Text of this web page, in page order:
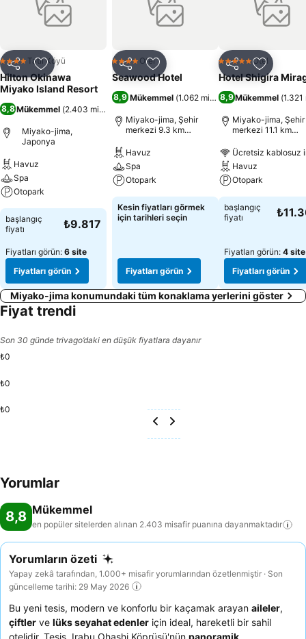
Paylaş Favorilerime ekle
4 Yıldız Tatil Köyü
Hilton Okinawa
Miyako Island Resort
8,8Mükemmel (2.403 misafir puanı
Miyako-jima,
Japonya
Havuz
Spa
Otopark
başlangıç
fiyatı
₺9.817
Fiyatları görün: 6 site
Fiyatları görün
Paylaş Favorilerime ekle
4 Yıldız Otel
Seawood Hotel
8,9 Mükemmel (1.062 misafir puanı)
Miyako-jima, Şehir
merkezi 9.3 km
Havuz
Spa
Otopark
Kesin fiyatları görmek
için tarihleri seçin
Fiyatları görün
Paylaş
5 Yıldız Otel
Hotel Shigira
8,9Mükemmel (1.321
Miyako-jima, Şehir
merkezi 11.1 km
Ücretsiz kablosuz
Havuz
Otopark
başlangıç
fiyatı
Fiyatları görün: 4 site
Fiyatları görün
Miyako-jima konumundaki tüm konaklama yerlerini göster
Fiyat trendi
Son 30 günde trivago’daki en düşük fiyatlara dayanır
₺0
₺0
₺0
Yorumlar
8,8 Mükemmel
en popüler sitelerden alınan 2.403 misafir puanına dayanmaktadır
Yorumların özeti
Yapay zekâ tarafından, 1.000+ misafir yorumlarından özetlenmiştir · Son
güncelleme tarihi: 29 May 2026
Bu yeni tesis, modern ve konforlu bir kaçamak arayan aileler,
çiftler ve lüks seyahat edenler için ideal, hareketli bir sahil